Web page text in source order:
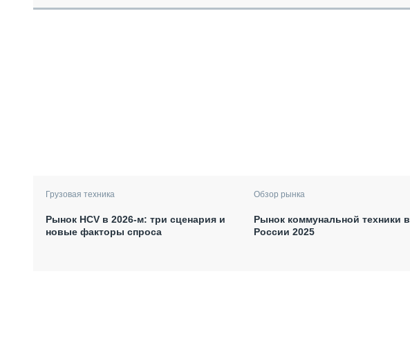
Грузовая техника
Рынок HCV в 2026-м: три сценария и
новые факторы спроса
Обзор рынка
Рынок коммунальной техники в
России 2025